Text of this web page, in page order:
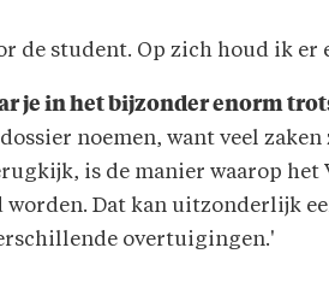
de student. Op zich houd ik er
je in het bijzonder enorm
noemen, want veel
is de manier waarop het
worden. Dat kan uitzonderlijk
overtuigingen.'